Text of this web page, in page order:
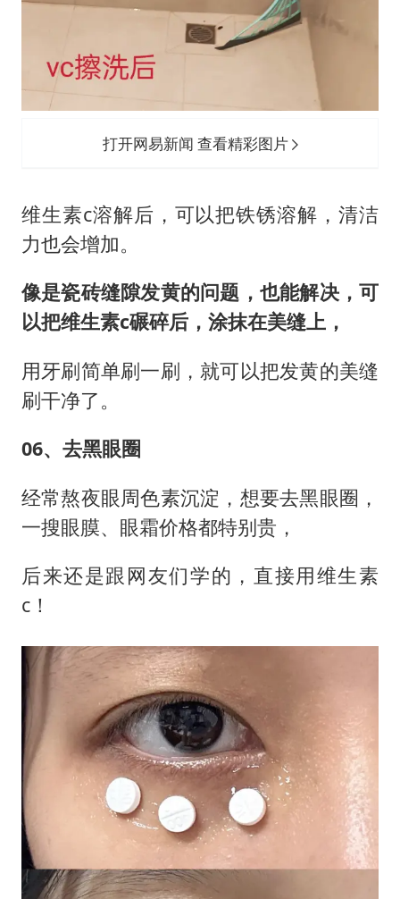
打开网易新闻 查看精彩图片
维生素c溶解后，可以把铁锈溶解，清洁
力也会增加。
像是瓷砖缝隙发黄的问题，也能解决，可
以把维生素c碾碎后，涂抹在美缝上，
用牙刷简单刷一刷，就可以把发黄的美缝
刷干净了。
06、去黑眼圈
经常熬夜眼周色素沉淀，想要去黑眼圈，
一搜眼膜、眼霜价格都特别贵，
后来还是跟网友们学的，直接用维生素
c！